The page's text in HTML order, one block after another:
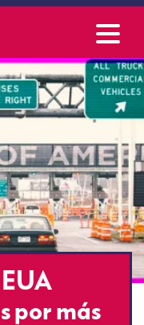
por más